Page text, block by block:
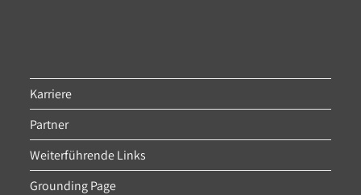
Karriere
Partner
Weiterführende Links
Grounding Page